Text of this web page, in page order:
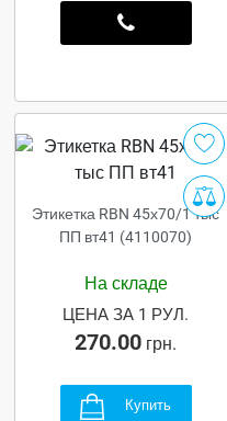
Этикетка RBN 45х70/1 тыс
ПП вт41 (4110070)
На складе
270.00 грн.
ЦЕНА ЗА 1 РУЛ.
Купить